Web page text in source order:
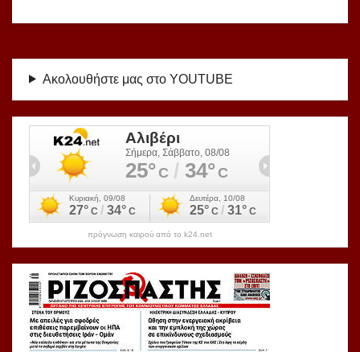
Ακολουθήστε μας στο YOUTUBE
πρόγνωση καιρού από το k24.net